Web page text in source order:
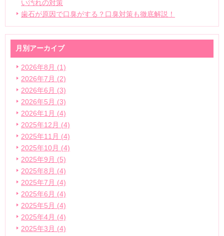
い汚れの対策
歯石が原因で口臭がする？口臭対策も徹底解説！
月別アーカイブ
2026年8月 (1)
2026年7月 (2)
2026年6月 (3)
2026年5月 (3)
2026年1月 (4)
2025年12月 (4)
2025年11月 (4)
2025年10月 (4)
2025年9月 (5)
2025年8月 (4)
2025年7月 (4)
2025年6月 (4)
2025年5月 (4)
2025年4月 (4)
2025年3月 (4)